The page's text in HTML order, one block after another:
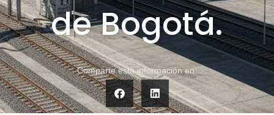
de Bogotá.
Comparte esta información en: